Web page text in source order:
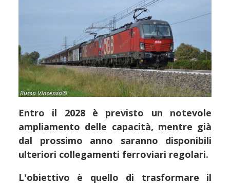
Entro il 2028 è previsto un notevole
ampliamento delle capacità, mentre già
dal prossimo anno saranno disponibili
ulteriori collegamenti ferroviari regolari.
L'obiettivo è quello di trasformare il